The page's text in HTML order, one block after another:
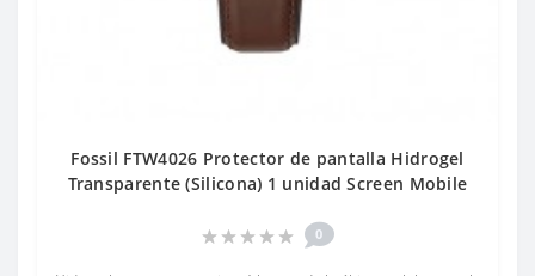
Fossil FTW4026 Protector de pantalla Hidrogel
Transparente (Silicona) 1 unidad Screen Mobile
0